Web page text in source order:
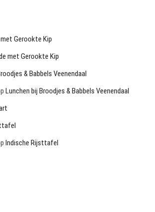
Gerookte Kip
met Gerookte Kip
& Babbels Veenendaal
Lunchen bij Broodjes & Babbels Veenendaal
Indische Rijsttafel